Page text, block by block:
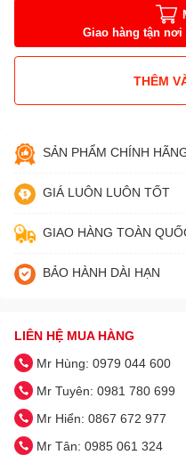
Giao hàng tận nơi
THÊM
SẢN PHẨM CHÍNH
GIÁ LUÔN LUÔN TỐT
GIAO HÀNG TOÀN
BẢO HÀNH DÀI HẠN
LIÊN HỆ MUA HÀNG
Mr Hùng: 0979 044 600
Mr Tuyên: 0981 780 699
Mr Hiển: 0867 672 977
Mr Tân: 0985 061 324